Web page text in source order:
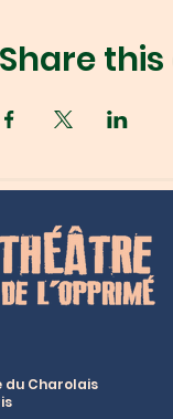
Share
du Charolais